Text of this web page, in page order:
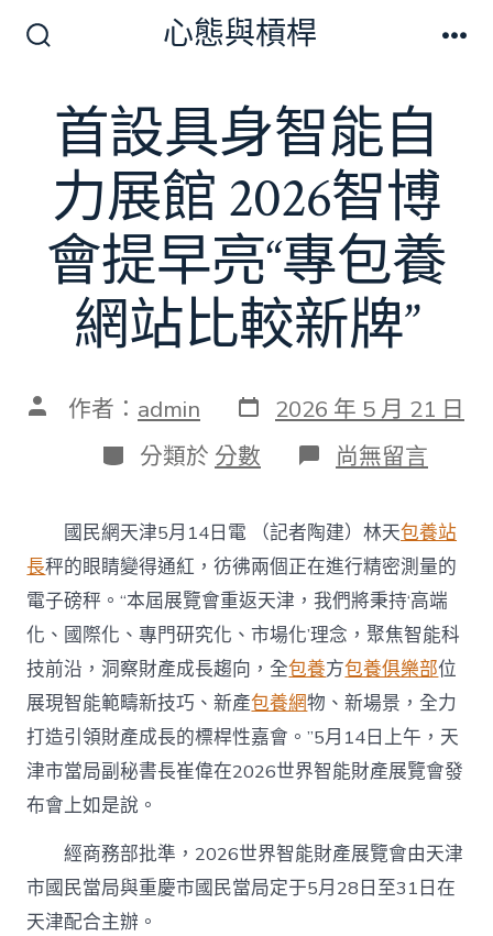
切
換
心態與槓桿
首設具身智能自
力展館 2026智博
會提早亮“專包養
網站比較新牌”
文 作者： admin 發
表
日
期
2026 年 5 月 21 日
分
類
分類於 分數 在
〈首
具
身
智
能
自
力
展
館
2026
智
博
會
提
“專
養
尚無留言
國民網天津5月14日電 （記者陶建）林天包養站
長秤的眼睛變得通紅，彷彿兩個正在進行精密測量的
電子磅秤。“本屆展覽會重返天津，我們將秉持‘高端
化、國際化、專門研究化、市場化’理念，聚焦智能科
技前沿，洞察財產成長趨向，全包養方包養俱樂部位
展現智能範疇新技巧、新產包養網物、新場景，全力
打造引領財產成長的標桿性嘉會。”5月14日上午，天
津市當局副秘書長崔偉在2026世界智能財產展覽會發
布會上如是說。
經商務部批準，2026世界智能財產展覽會由天津
市國民當局與重慶市國民當局定于5月28日至31日在
天津配合主辦。